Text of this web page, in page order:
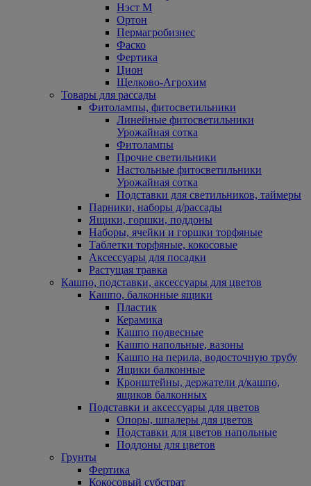
Нэст М
Ортон
Пермагробизнес
Фаско
Фертика
Цион
Щелково-Агрохим
Товары для рассады
Фитолампы, фитосветильники
Линейные фитосветильники
Урожайная сотка
Фитолампы
Прочие светильники
Настольные фитосветильники
Урожайная сотка
Подставки для светильников, таймеры
Парники, наборы д/рассады
Ящики, горшки, поддоны
Наборы, ячейки и горшки торфяные
Таблетки торфяные, кокосовые
Аксессуары для посадки
Растущая травка
Кашпо, подставки, аксессуары для цветов
Кашпо, балконные ящики
Пластик
Керамика
Кашпо подвесные
Кашпо напольные, вазоны
Кашпо на перила, водосточную трубу
Ящики балконные
Кронштейны, держатели д/кашпо,
ящиков балконных
Подставки и аксессуары для цветов
Опоры, шпалеры для цветов
Подставки для цветов напольные
Поддоны для цветов
Грунты
Фертика
Кокосовый субстрат